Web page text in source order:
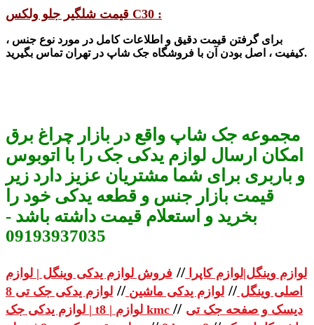
قیمت شلگیر جلو ولکس C30 :
برای گرفتن قیمت دقیق و اطلاعات کامل در مورد نوع جنس ،
کیفیت ، اصل بودن آن با فروشگاه جک شاپ در تهران تماس بگیرید.
مجموعه جک شاپ واقع در بازار چراغ برق
امکان ارسال لوازم یدکی جک را با اتوبوس
و باربری برای شما مشتریان عزیز دارد زیر
قیمت بازار جنس و قطعه یدکی خود را
بخرید و استعلام قیمت داشته باشد -
09193937035
لوازم وینگل|لوازم کاپرا// فروش لوازم یدکی وینگل | لوازم
اصلی وینگل// لوازم یدکی ماشین//
لوازم یدکی جک تی 8
| لوازم یدکی جک t8 | لوازم kmc // دیسک و صفحه جک تی